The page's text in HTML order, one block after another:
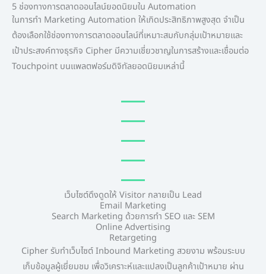
5 ช่องทางการตลาดออนไลน์ยอดนิยมใน Automation
ในการทำ Marketing Automation ให้เกิดประสิทธิภาพสูงสุด จำเป็น
ต้องเลือกใช้ช่องทางการตลาดออนไลน์ที่เหมาะสมกับกลุ่มเป้าหมายและ
เป้าประสงค์ทางธุรกิจ Cipher มีความเชี่ยวชาญในการสร้างและเชื่อมต่อ
Touchpoint บนแพลตฟอร์มดิจิทัลยอดนิยมเหล่านี้
เว็บไซต์ดึงดูดให้ Visitor กลายเป็น Lead
Email Marketing
Search Marketing ด้วยการทำ SEO และ SEM
Online Advertising
Retargeting
Cipher รับทำเว็บไซต์ Inbound Marketing สวยงาม พร้อมระบบ
เก็บข้อมูลผู้เยี่ยมชม เพื่อวิเคราะห์และแปลงเป็นลูกค้าเป้าหมาย ผ่าน